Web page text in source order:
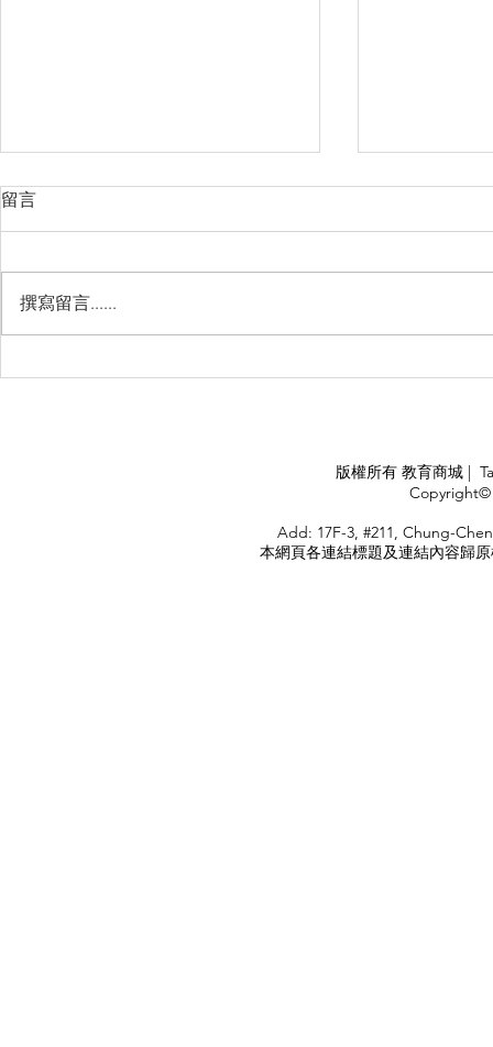
留言
撰寫留言......
版權所有 教育商城 |
Copyright©
Add: 17F-3, #211, Chung-
本網頁各連結標題及連結內容歸